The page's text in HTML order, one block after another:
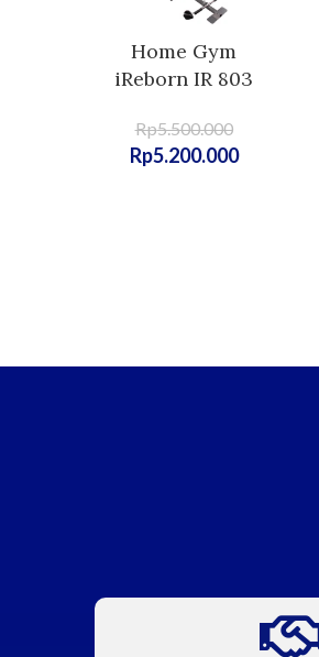
Home Gym
iReborn IR 803
Rp5.500.000
Rp5.200.000